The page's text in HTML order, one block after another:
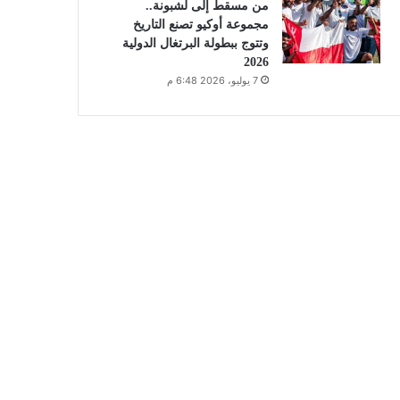
من مسقط إلى لشبونة..
مجموعة أوكيو تصنع التاريخ
وتتوج ببطولة البرتغال الدولية
2026
7 يوليو، 2026 6:48 م